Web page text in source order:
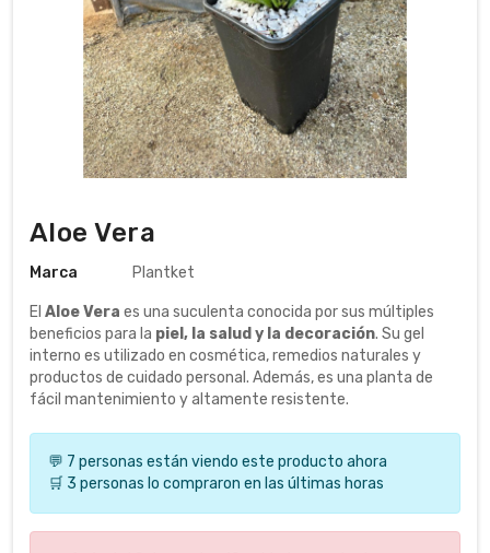
Aloe Vera
Marca Plantket
El Aloe Vera es una suculenta conocida por sus múltiples
beneficios para la piel, la salud y la decoración. Su gel
interno es utilizado en cosmética, remedios naturales y
productos de cuidado personal. Además, es una planta de
fácil mantenimiento y altamente resistente.
💬 7 personas están viendo este producto ahora
🛒 3 personas lo compraron en las últimas horas